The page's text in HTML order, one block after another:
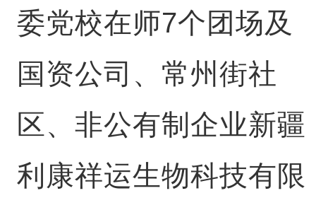
委党校在师7个团场及
国资公司、常州街社
区、非公有制企业新疆
利康祥运生物科技有限